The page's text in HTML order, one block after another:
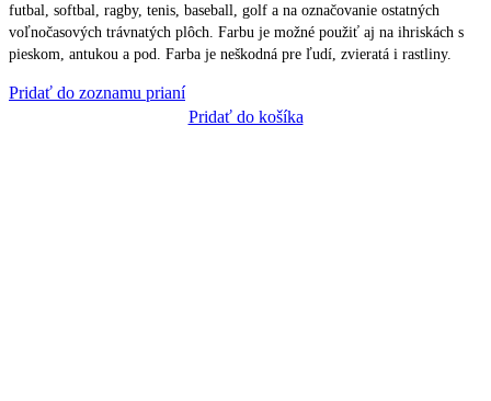
futbal, softbal, ragby, tenis, baseball, golf a na označovanie ostatných
voľnočasových trávnatých plôch. Farbu je možné použiť aj na ihriskách s
pieskom, antukou a pod. Farba je neškodná pre ľudí, zvieratá i rastliny.
Pridať do zoznamu prianí
Pridať do košíka